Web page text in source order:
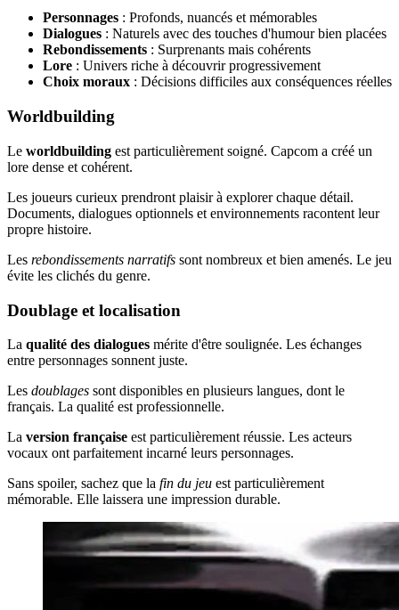
Personnages : Profonds, nuancés et mémorables
Dialogues : Naturels avec des touches d'humour bien placées
Rebondissements : Surprenants mais cohérents
Lore : Univers riche à découvrir progressivement
Choix moraux : Décisions difficiles aux conséquences réelles
Worldbuilding
Le worldbuilding est particulièrement soigné. Capcom a créé un
lore dense et cohérent.
Les joueurs curieux prendront plaisir à explorer chaque détail.
Documents, dialogues optionnels et environnements racontent leur
propre histoire.
Les rebondissements narratifs sont nombreux et bien amenés. Le jeu
évite les clichés du genre.
Doublage et localisation
La qualité des dialogues mérite d'être soulignée. Les échanges
entre personnages sonnent juste.
Les doublages sont disponibles en plusieurs langues, dont le
français. La qualité est professionnelle.
La version française est particulièrement réussie. Les acteurs
vocaux ont parfaitement incarné leurs personnages.
Sans spoiler, sachez que la fin du jeu est particulièrement
mémorable. Elle laissera une impression durable.